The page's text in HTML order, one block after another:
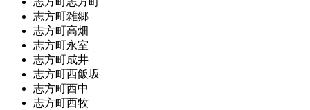
志方町雑郷
志方町高畑
志方町永室
志方町成井
志方町西飯坂
志方町西中
志方町西牧